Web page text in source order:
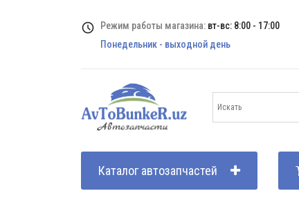
Режим работы магазина: вт-вс: 8:00 - 17:00
Понедельник - выходной день
Каталог автозапчастей